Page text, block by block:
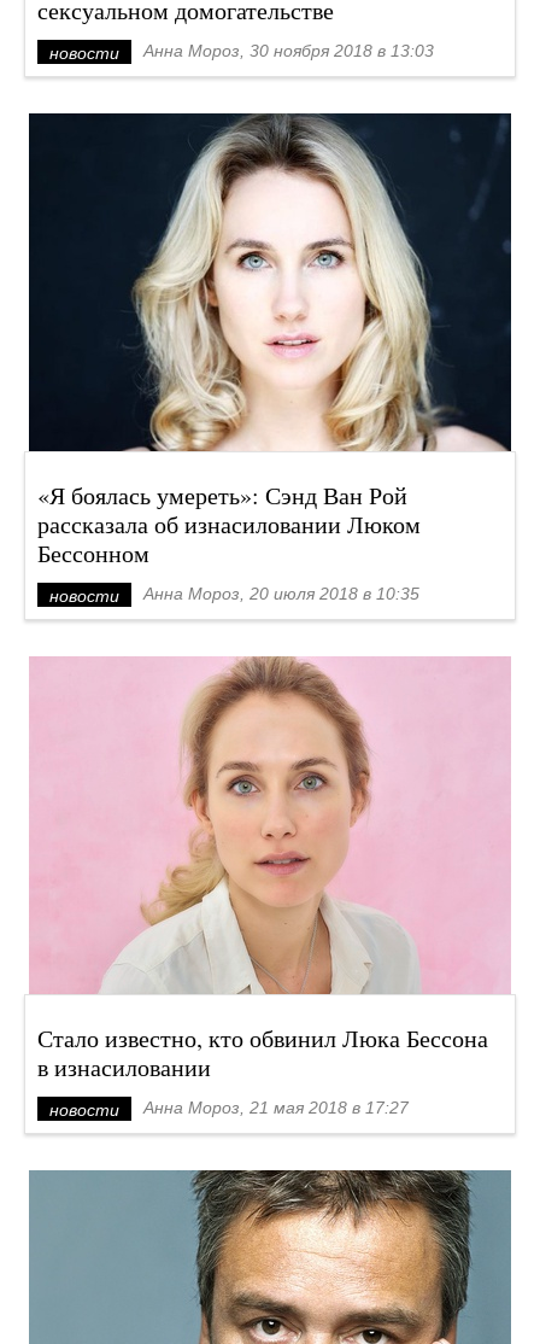
сексуальном домогательстве
новости Анна Мороз, 30 ноября 2018 в 13:03
«Я боялась умереть»: Сэнд Ван Рой
рассказала об изнасиловании Люком
Бессонном
новости Анна Мороз, 20 июля 2018 в 10:35
Стало известно, кто обвинил Люка Бессона
в изнасиловании
новости Анна Мороз, 21 мая 2018 в 17:27